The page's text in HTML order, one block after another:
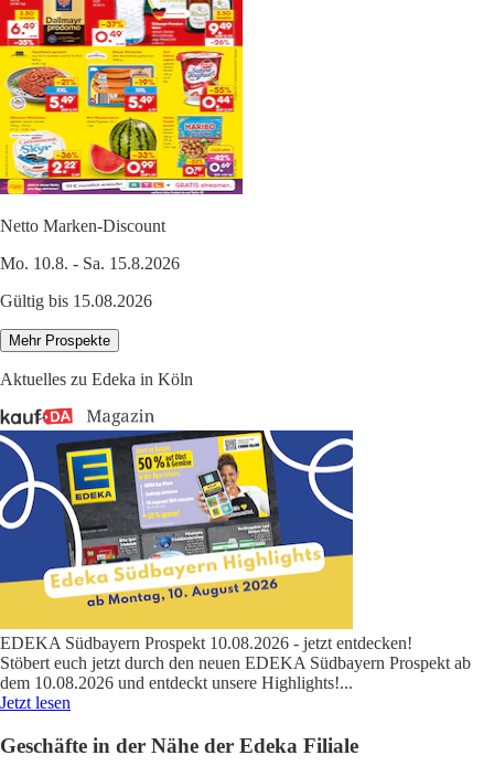
Netto Marken-Discount
Mo. 10.8. - Sa. 15.8.2026
Gültig bis 15.08.2026
Mehr Prospekte
Aktuelles zu Edeka in Köln
EDEKA Südbayern Prospekt 10.08.2026 - jetzt entdecken!
Stöbert euch jetzt durch den neuen EDEKA Südbayern Prospekt ab
dem 10.08.2026 und entdeckt unsere Highlights!...
Jetzt lesen
Geschäfte in der Nähe der Edeka Filiale